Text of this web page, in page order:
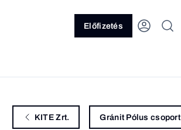
Előfizetés
KITE Zrt. Gránit Pólus csoport